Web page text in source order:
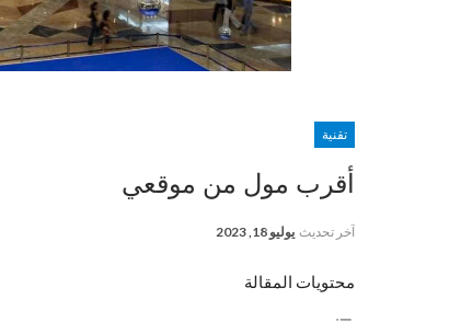
تقنية
أقرب مول من موقعي
آخر تحديث يوليو 18, 2023
محتويات المقالة